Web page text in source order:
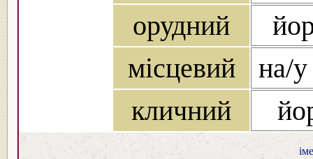
орудний
місцевий
на/у
кличний